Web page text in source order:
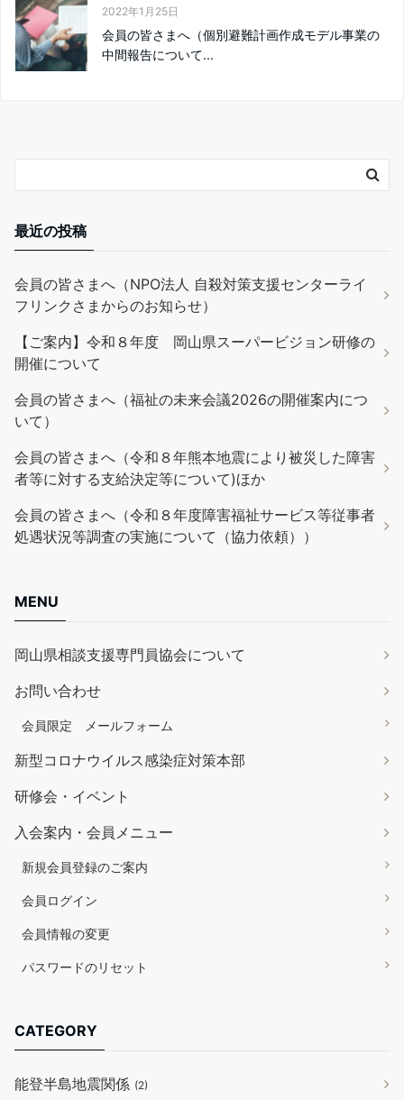
2022年1月25日
会員の皆さまへ（個別避難計画作成モデル事業の
中間報告について...
最近の投稿
会員の皆さまへ（NPO法人 自殺対策支援センターライ
フリンクさまからのお知らせ）
【ご案内】令和８年度 岡山県スーパービジョン研修の
開催について
会員の皆さまへ（福祉の未来会議2026の開催案内につ
いて）
会員の皆さまへ（令和８年熊本地震により被災した障害
者等に対する支給決定等について)ほか
会員の皆さまへ（令和８年度障害福祉サービス等従事者
処遇状況等調査の実施について（協力依頼））
MENU
岡山県相談支援専門員協会について
お問い合わせ
会員限定 メールフォーム
新型コロナウイルス感染症対策本部
研修会・イベント
入会案内・会員メニュー
新規会員登録のご案内
会員ログイン
会員情報の変更
パスワードのリセット
CATEGORY
能登半島地震関係 (2)